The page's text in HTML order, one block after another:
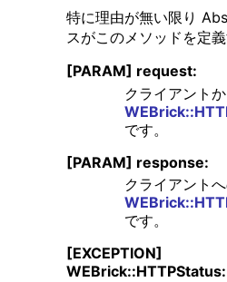
特に理由が無い限り
スがこのメソッドを定
[PARAM] request:
クライアント
です。
[PARAM] response:
クライアント
です。
[EXCEPTION]